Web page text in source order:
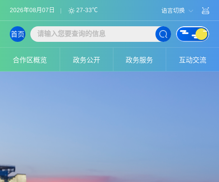
2026年08月07日 27-33℃ 语言切换
合作区概览 政务公开 政务服务 互动交流
首页